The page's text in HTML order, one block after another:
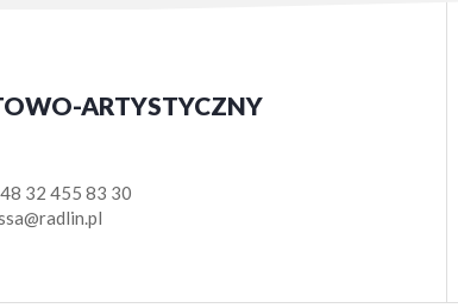
ARTYSTYCZNY
32 455 83 30